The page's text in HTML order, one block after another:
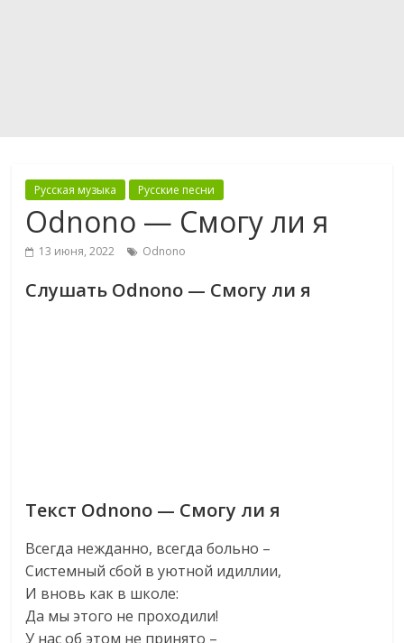
Русская музыка Русские песни
Odnono — Смогу ли я
13 июня, 2022 Odnono
Слушать Odnono — Смогу ли я
Текст Odnono — Смогу ли я
Всегда нежданно, всегда больно –
Системный сбой в уютной идиллии,
И вновь как в школе:
Да мы этого не проходили!
У нас об этом не принято –